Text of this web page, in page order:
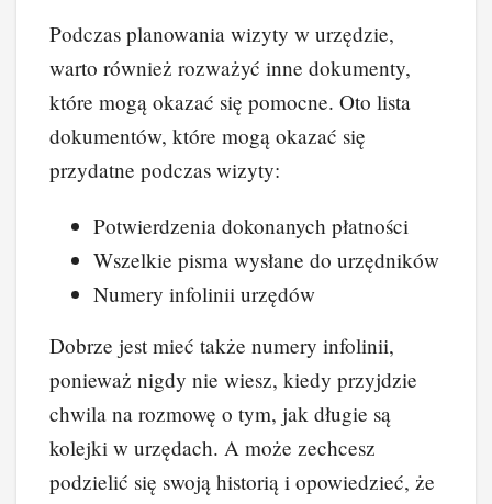
Podczas planowania wizyty w urzędzie,
warto również rozważyć inne dokumenty,
które mogą okazać się pomocne. Oto lista
dokumentów, które mogą okazać się
przydatne podczas wizyty:
Potwierdzenia dokonanych płatności
Wszelkie pisma wysłane do urzędników
Numery infolinii urzędów
Dobrze jest mieć także numery infolinii,
ponieważ nigdy nie wiesz, kiedy przyjdzie
chwila na rozmowę o tym, jak długie są
kolejki w urzędach. A może zechcesz
podzielić się swoją historią i opowiedzieć, że